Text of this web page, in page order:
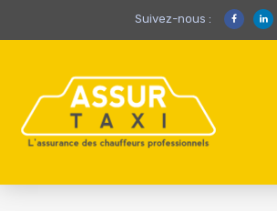
Suivez-nous :